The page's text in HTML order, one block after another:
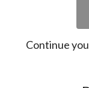
Continue